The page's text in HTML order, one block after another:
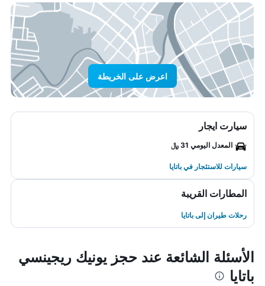
اعرض على الخريطة
سيارت ايجار
المعدل اليومي 31 ﷼
سيارات للاستئجار في باتايا
المطارات القريبة
رحلات طيران إلى باتايا
الأسئلة الشائعة عند حجز يونيك ريجينسي
باتايا